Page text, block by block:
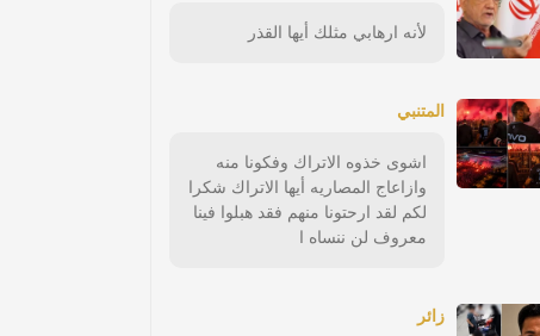
لأنه ارهابي مثلك أيها القذر
المتنبي
اشوى خذوه الاتراك وفكونا منه
وازاعاج المصاريه أيها الاتراك شكرا
لكم لقد ارحتونا منهم فقد هبلوا فينا
معروف لن ننساه ا
زائر